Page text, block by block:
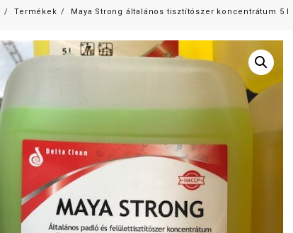
Termékek Maya Strong általános tisztítószer koncentrátum 5 l